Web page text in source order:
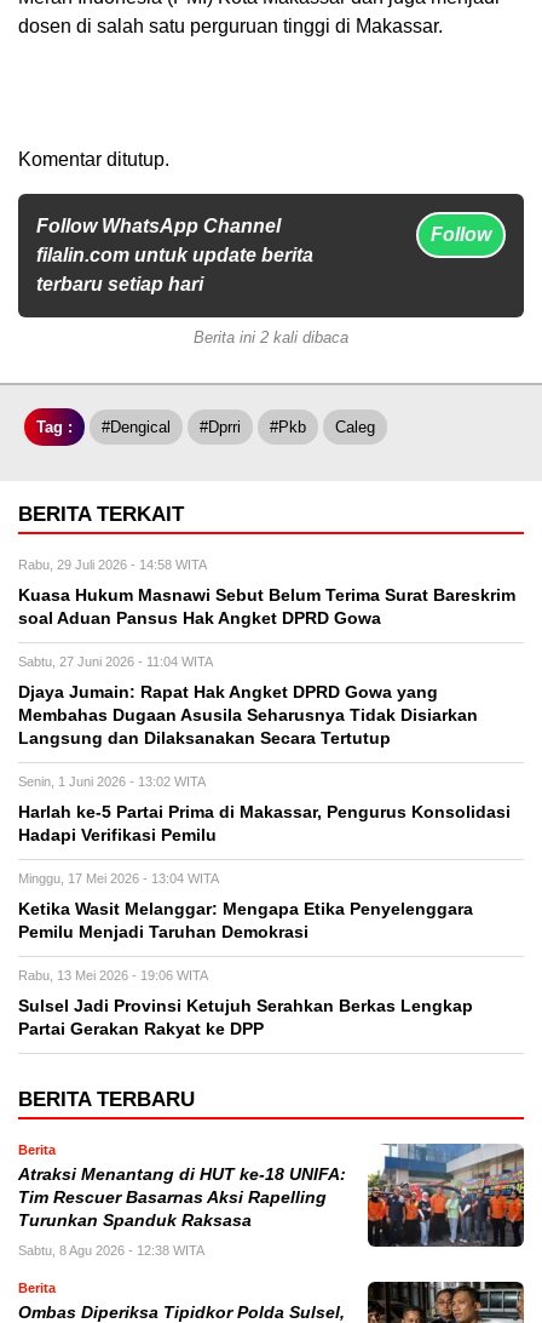
dosen di salah satu perguruan tinggi di Makassar.
Komentar ditutup.
Follow WhatsApp Channel
filalin.com untuk update berita
terbaru setiap hari
Follow
Berita ini 2 kali dibaca
Tag : #dengical #dprri #pkb Caleg
BERITA TERKAIT
Rabu, 29 Juli 2026 - 14:58 WITA
Kuasa Hukum Masnawi Sebut Belum Terima Surat Bareskrim
soal Aduan Pansus Hak Angket DPRD Gowa
Sabtu, 27 Juni 2026 - 11:04 WITA
Djaya Jumain: Rapat Hak Angket DPRD Gowa yang
Membahas Dugaan Asusila Seharusnya Tidak Disiarkan
Langsung dan Dilaksanakan Secara Tertutup
Senin, 1 Juni 2026 - 13:02 WITA
Harlah ke-5 Partai Prima di Makassar, Pengurus Konsolidasi
Hadapi Verifikasi Pemilu
Minggu, 17 Mei 2026 - 13:04 WITA
Ketika Wasit Melanggar: Mengapa Etika Penyelenggara
Pemilu Menjadi Taruhan Demokrasi
Rabu, 13 Mei 2026 - 19:06 WITA
Sulsel Jadi Provinsi Ketujuh Serahkan Berkas Lengkap
Partai Gerakan Rakyat ke DPP
BERITA TERBARU
Berita
Atraksi Menantang di HUT ke-18 UNIFA:
Tim Rescuer Basarnas Aksi Rapelling
Turunkan Spanduk Raksasa
Sabtu, 8 Agu 2026 - 12:38 WITA
Berita
Ombas Diperiksa Tipidkor Polda Sulsel,